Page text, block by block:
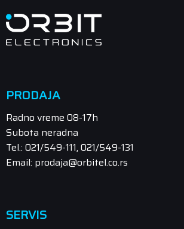
PRODAJA
Radno vreme 08-17h
Subota neradna
Tel.: 021/549-111, 021/549-131
Email: prodaja@orbitel.co.rs
SERVIS